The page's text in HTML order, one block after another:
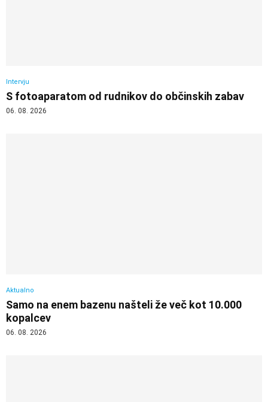
Intervju
S fotoaparatom od rudnikov do občinskih zabav
06. 08. 2026
Aktualno
Samo na enem bazenu našteli že več kot 10.000
kopalcev
06. 08. 2026